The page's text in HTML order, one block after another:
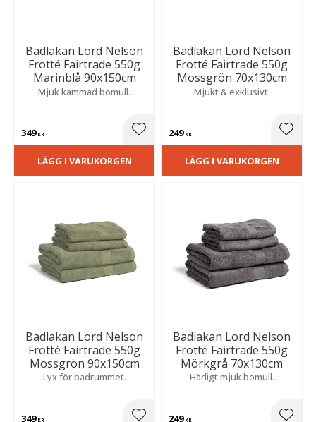
Badlakan Lord Nelson
Frotté Fairtrade 550g
Marinblå 90x150cm
Mjuk kammad bomull.
349KR Lägg till i favoriter
LÄGG I VARUKORGEN
Badlakan Lord Nelson
Frotté Fairtrade 550g
Mossgrön 70x130cm
Mjukt & exklusivt.
249KR
LÄGG I VARUKORGEN
Badlakan Lord Nelson
Frotté Fairtrade 550g
Mossgrön 90x150cm
Lyx för badrummet.
349KR
Badlakan Lord Nelson
Frotté Fairtrade 550g
Mörkgrå 70x130cm
Härligt mjuk bomull.
249KR